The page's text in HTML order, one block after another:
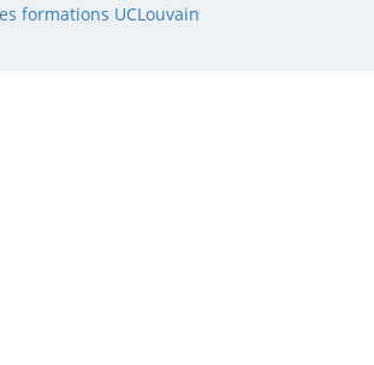
formations UCLouvain